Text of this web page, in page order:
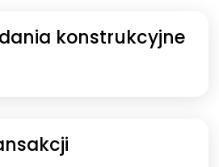
konstrukcyjne